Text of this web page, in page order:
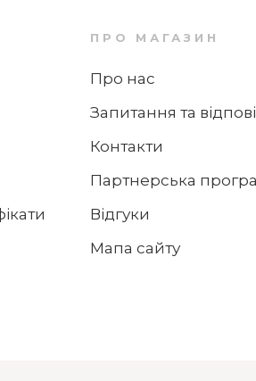
ПРО МАГАЗИН
Про нас
Запитання та
Контакти
Партнерська
Відгуки
Мапа сайту